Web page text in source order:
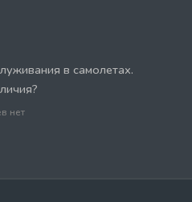
в самолетах.
нет